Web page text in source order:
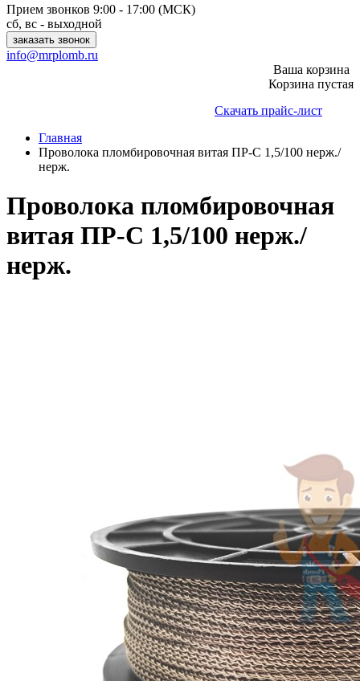
Прием звонков 9:00 - 17:00 (МСК)
сб, вс - выходной
заказать звонок
info@mrplomb.ru
Ваша корзина
Корзина пустая
Скачать прайс-лист
Главная
Проволока пломбировочная витая ПР-С 1,5/100 нерж./
нерж.
Проволока пломбировочная
витая ПР-С 1,5/100 нерж./
нерж.